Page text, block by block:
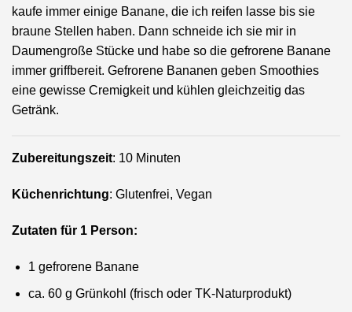
kaufe immer einige Banane, die ich reifen lasse bis sie
braune Stellen haben. Dann schneide ich sie mir in
Daumengroße Stücke und habe so die gefrorene Banane
immer griffbereit. Gefrorene Bananen geben Smoothies
eine gewisse Cremigkeit und kühlen gleichzeitig das
Getränk.
Zubereitungszeit: 10 Minuten
Küchenrichtung: Glutenfrei, Vegan
Zutaten für 1 Person:
1 gefrorene Banane
ca. 60 g Grünkohl (frisch oder TK-Naturprodukt)